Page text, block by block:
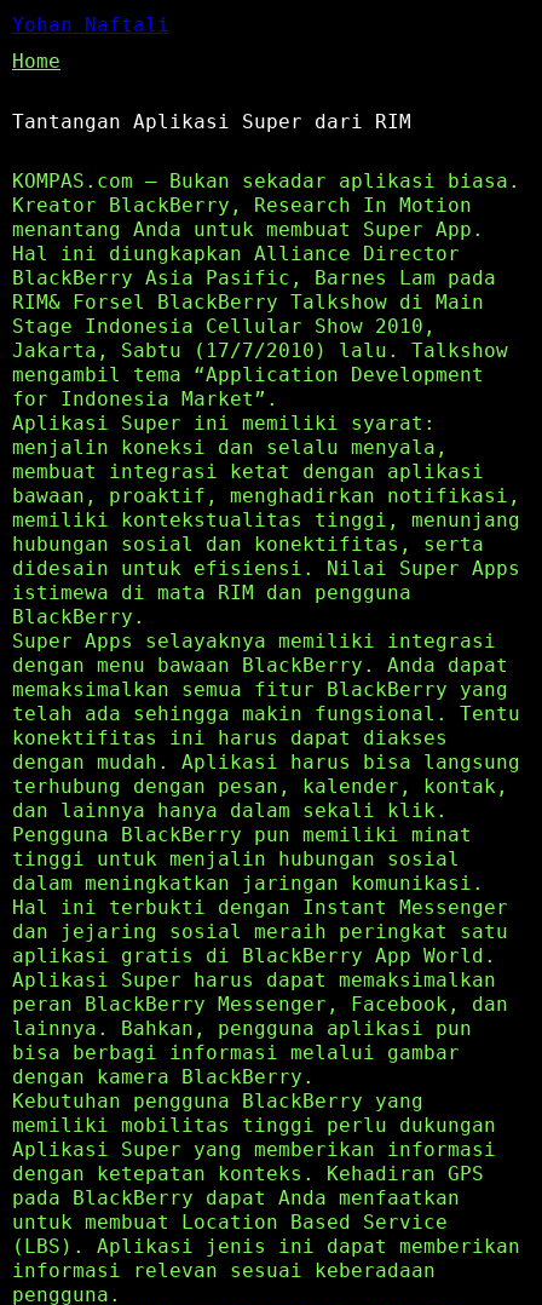
Yohan Naftali
Home
Tantangan Aplikasi Super dari RIM
KOMPAS.com – Bukan sekadar aplikasi biasa.
Kreator BlackBerry, Research In Motion
menantang Anda untuk membuat Super App.
Hal ini diungkapkan Alliance Director
BlackBerry Asia Pasific, Barnes Lam pada
RIM& Forsel BlackBerry Talkshow di Main
Stage Indonesia Cellular Show 2010,
Jakarta, Sabtu (17/7/2010) lalu. Talkshow
mengambil tema “Application Development
for Indonesia Market”.
Aplikasi Super ini memiliki syarat:
menjalin koneksi dan selalu menyala,
membuat integrasi ketat dengan aplikasi
bawaan, proaktif, menghadirkan notifikasi,
memiliki kontekstualitas tinggi, menunjang
hubungan sosial dan konektifitas, serta
didesain untuk efisiensi. Nilai Super Apps
istimewa di mata RIM dan pengguna
BlackBerry.
Super Apps selayaknya memiliki integrasi
dengan menu bawaan BlackBerry. Anda dapat
memaksimalkan semua fitur BlackBerry yang
telah ada sehingga makin fungsional. Tentu
konektifitas ini harus dapat diakses
dengan mudah. Aplikasi harus bisa langsung
terhubung dengan pesan, kalender, kontak,
dan lainnya hanya dalam sekali klik.
Pengguna BlackBerry pun memiliki minat
tinggi untuk menjalin hubungan sosial
dalam meningkatkan jaringan komunikasi.
Hal ini terbukti dengan Instant Messenger
dan jejaring sosial meraih peringkat satu
aplikasi gratis di BlackBerry App World.
Aplikasi Super harus dapat memaksimalkan
peran BlackBerry Messenger, Facebook, dan
lainnya. Bahkan, pengguna aplikasi pun
bisa berbagi informasi melalui gambar
dengan kamera BlackBerry.
Kebutuhan pengguna BlackBerry yang
memiliki mobilitas tinggi perlu dukungan
Aplikasi Super yang memberikan informasi
dengan ketepatan konteks. Kehadiran GPS
pada BlackBerry dapat Anda menfaatkan
untuk membuat Location Based Service
(LBS). Aplikasi jenis ini dapat memberikan
informasi relevan sesuai keberadaan
pengguna.